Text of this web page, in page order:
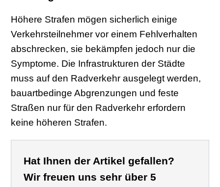
Höhere Strafen mögen sicherlich einige
Verkehrsteilnehmer vor einem Fehlverhalten
abschrecken, sie bekämpfen jedoch nur die
Symptome. Die Infrastrukturen der Städte
muss auf den Radverkehr ausgelegt werden,
bauartbedinge Abgrenzungen und feste
Straßen nur für den Radverkehr erfordern
keine höheren Strafen.
Hat Ihnen der Artikel gefallen?
Wir freuen uns sehr über 5